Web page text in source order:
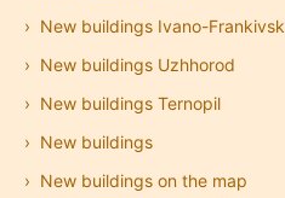
New buildings Ivano-Frankivsk
New buildings Uzhhorod
New buildings Ternopil
New buildings
New buildings on the map